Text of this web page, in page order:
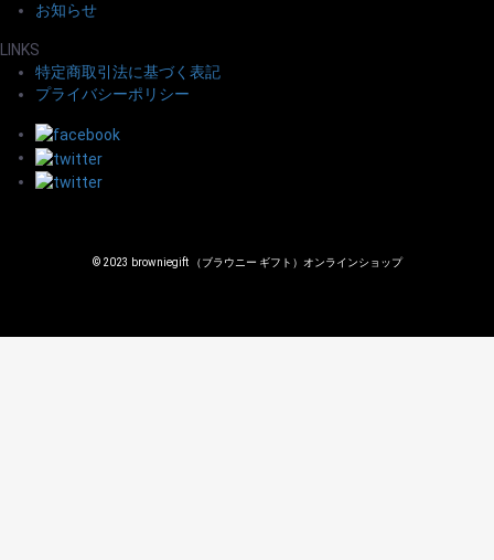
お知らせ
LINKS
特定商取引法に基づく表記
プライバシーポリシー
© 2023 browniegift （ブラウニー ギフト）オンラインショップ